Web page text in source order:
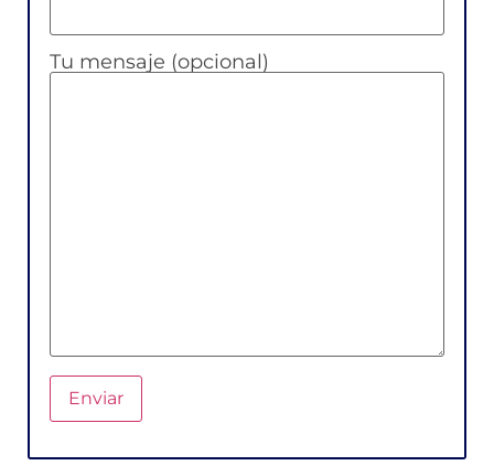
Tu mensaje (opcional)